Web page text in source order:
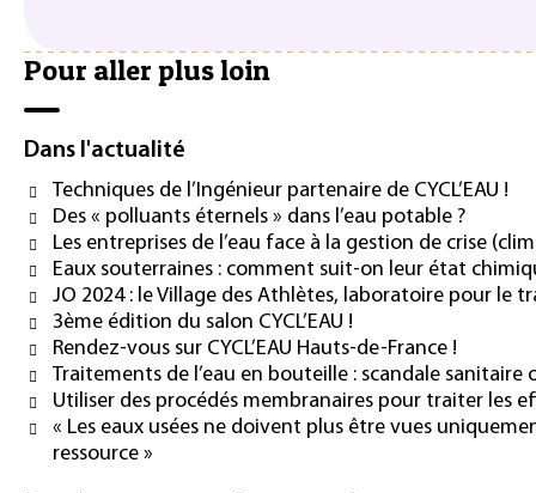
Pour aller plus loin
Dans l'actualité
Techniques de l’Ingénieur partenaire de CYCL’EAU !
Des « polluants éternels » dans l’eau potable ?
Les entreprises de l’eau face à la gestion de crise
Eaux souterraines : comment suit-on leur état
JO 2024 : le Village des Athlètes, laboratoire pour le
3ème édition du salon CYCL’EAU !
Rendez-vous sur CYCL’EAU Hauts-de-France !
Traitements de l’eau en bouteille : scandale sanitaire
Utiliser des procédés membranaires pour traiter les
« Les eaux usées ne doivent plus être vues
ressource »